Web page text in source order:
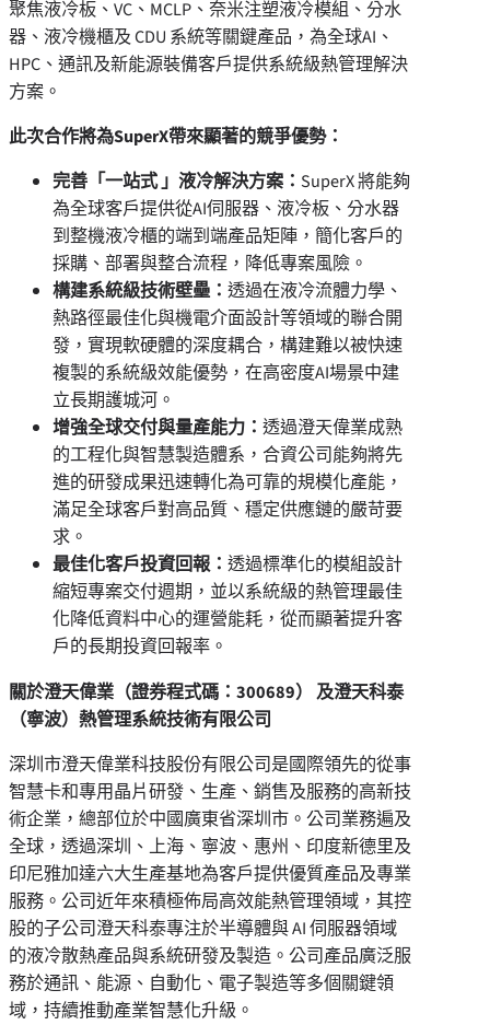
聚焦液冷板、VC、MCLP、奈米注塑液冷模組、分水
器、液冷機櫃及 CDU 系統等關鍵產品，為全球AI、
HPC、通訊及新能源裝備客戶提供系統級熱管理解決
方案。
此次合作將為SuperX帶來顯著的競爭優勢：
完善 「一站式」 液冷解決方案： SuperX 將能夠
為全球客戶提供從AI伺服器、液冷板、分水器
到整機液冷櫃的端到端產品矩陣，簡化客戶的
採購、部署與整合流程，降低專案風險。
構建系統級技術壁壘： 透過在液冷流體力學、
熱路徑最佳化與機電介面設計等領域的聯合開
發，實現軟硬體的深度耦合，構建難以被快速
複製的系統級效能優勢，在高密度AI場景中建
立長期護城河。
增強全球交付與量產能力： 透過澄天偉業成熟
的工程化與智慧製造體系，合資公司能夠將先
進的研發成果迅速轉化為可靠的規模化產能，
滿足全球客戶對高品質、穩定供應鏈的嚴苛要
求。
最佳化客戶投資回報： 透過標準化的模組設計
縮短專案交付週期，並以系統級的熱管理最佳
化降低資料中心的運營能耗，從而顯著提升客
戶的長期投資回報率。
關於澄天偉業（證券程式碼： 300689） 及澄天科泰
（寧波）熱管理系統技術有限公司
深圳市澄天偉業科技股份有限公司是國際領先的從事
智慧卡和專用晶片研發、生產、銷售及服務的高新技
術企業，總部位於中國廣東省深圳市。公司業務遍及
全球，透過深圳、上海、寧波、惠州、印度新德里及
印尼雅加達六大生產基地為客戶提供優質產品及專業
服務。公司近年來積極佈局高效能熱管理領域，其控
股的子公司澄天科泰專注於半導體與 AI 伺服器領域
的液冷散熱產品與系統研發及製造。公司產品廣泛服
務於通訊、能源、自動化、電子製造等多個關鍵領
域，持續推動產業智慧化升級。